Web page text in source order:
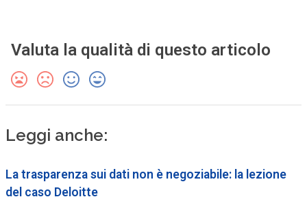
Valuta la qualità di questo articolo
Leggi anche:
La trasparenza sui dati non è negoziabile: la lezione
del caso Deloitte